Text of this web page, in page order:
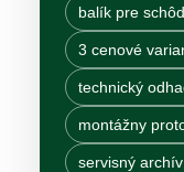
balík pre
3 cenové
technický
montážny
servisný